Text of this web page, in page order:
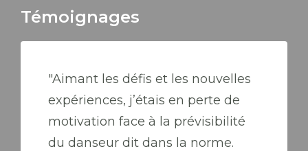
Témoignages
"Aimant les défis et les nouvelles
expériences, j’étais en perte de
motivation face à la prévisibilité
du danseur dit dans la norme.